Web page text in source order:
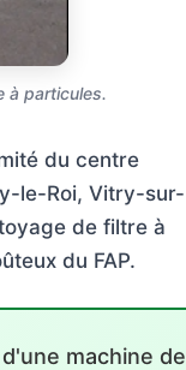
à particules.
du centre
le-Roi, Vitry-sur-
de filtre à
du FAP.
machine de